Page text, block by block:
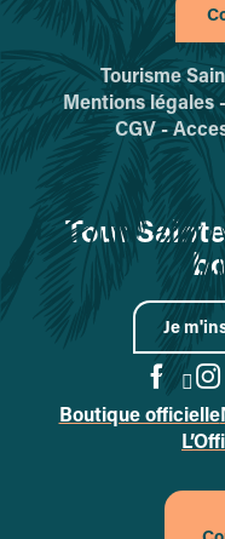
Tourisme
Mentions légales -
CGV -
Tout
Je
Boutique officielle